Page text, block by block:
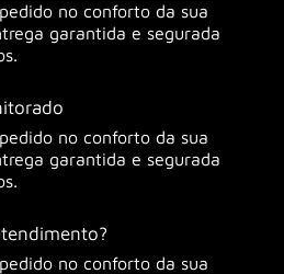
no conforto da sua
garantida e segurada
no conforto da sua
garantida e segurada
no conforto da sua